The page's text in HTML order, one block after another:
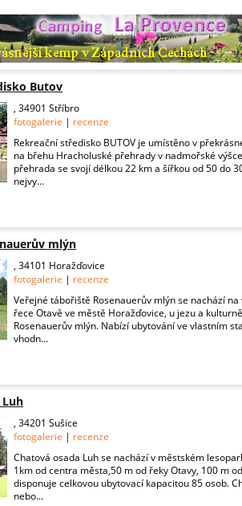
Butov
, 34901 Stříbro
fotogalerie | recenze
Rekreační středisko BUTOV je umístěno v
na břehu Hracholuské přehrady v nadmořské
přehrada se svojí délkou 22 km a šířkou od 50 do
nejvy...
mlýn
, 34101 Horažďovice
fotogalerie | recenze
Veřejné tábořiště Rosenauerův mlýn se nachází
řece Otavě ve městě Horažďovice, u jezu a
Rosenauerův mlýn. Nabízí ubytování ve vlastním
vhodn...
, 34201 Sušice
fotogalerie | recenze
Chatová osada Luh se nachází v městském
1km od centra města,50 m od řeky Otavy, 100 m
disponuje celkovou ubytovací kapacitou 85 osob.
nebo...